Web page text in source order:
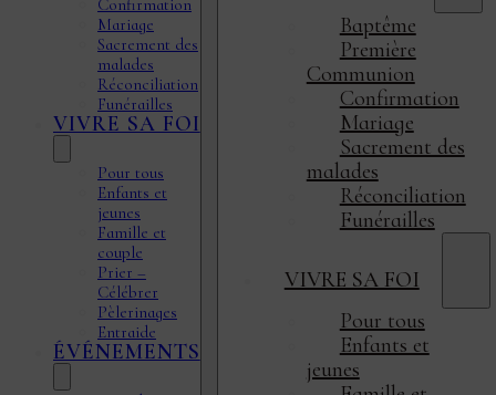
Confirmation
Mariage
Sacrement des
malades
Réconciliation
Funérailles
VIVRE SA FOI
Pour tous
Enfants et
jeunes
Famille et
couple
Prier –
Célébrer
Pèlerinages
Entraide
ÉVÉNEMENTS
Baptême
Première
Communion
Confirmation
Mariage
Sacrement des
malades
Réconciliation
Funérailles
VIVRE SA FOI
Pour tous
Enfants et
jeunes